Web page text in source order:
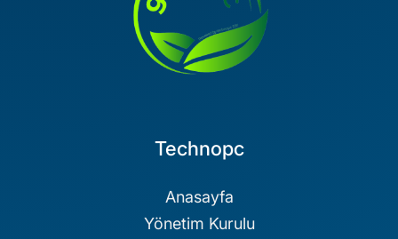
Technopc
Anasayfa
Yönetim Kurulu